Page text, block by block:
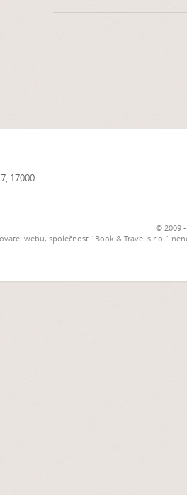
17000
© 2009
webu, společnost `Book & Travel s.r.o.`